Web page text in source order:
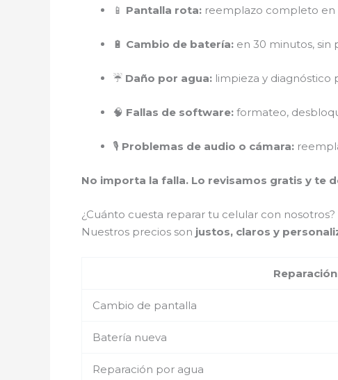
📱 Pantalla rota: reemplazo completo en
🔋 Cambio de batería: en 30 minutos, sin
☔ Daño por agua: limpieza y diagnóstico
🧠 Fallas de software: formateo,
🎙️ Problemas de audio o cámara:
No importa la falla. Lo revisamos gratis y te
¿Cuánto cuesta reparar tu celular con nosotros?
Nuestros precios son justos, claros y
Reparación
Cambio de pantalla
Batería nueva
Reparación por agua